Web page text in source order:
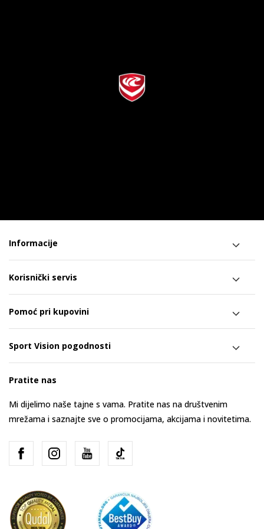
Informacije
Korisnički servis
Pomoć pri kupovini
Sport Vision pogodnosti
Pratite nas
Mi dijelimo naše tajne s vama. Pratite nas na društvenim
mrežama i saznajte sve o promocijama, akcijama i novitetima.